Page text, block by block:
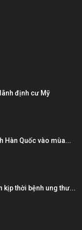
định cư Mỹ
Hàn Quốc vào mùa...
kịp thời bệnh ung thư...